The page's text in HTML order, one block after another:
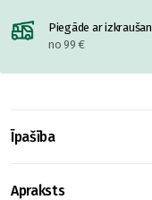
Piegāde ar
no 99 €
Īpašība
Apraksts